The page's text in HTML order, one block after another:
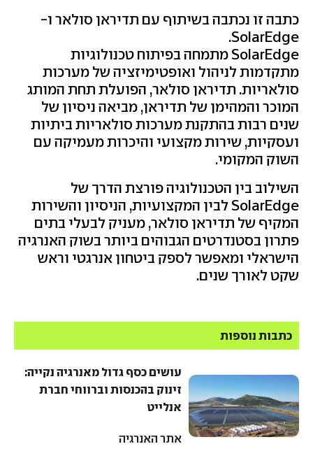
כתבה זו נכתבה בשיתוף עם תדיראן סולאר ו-
SolarEdge.
SolarEdge מתמחה בפיתוח טכנולוגיות
מתקדמות לניהול ואופטימיזציה של מערכות
סולאריות. תדיראן סולאר, הפועלת תחת המותג
המוכר והמהימן של תדיראן, מביאה ניסיון של
שנים רבות בהתקנת מערכות סולאריות ביתיות
ועסקיות, שירות מקצועי והיכרות מעמיקה עם
השוק המקומי.
השילוב בין הטכנולוגיה פורצת הדרך של
SolarEdge לבין המקצועיות, הניסיון והשירות
המקיף של תדיראן סולאר, מעניק לבעלי בתים
פתרון בסטנדרטים הגבוהים ביותר בשוק האנרגיה
הישראלי ומאפשר לספק ביטחון אנרגטי וראש
שקט לאורך שנים.
כתבות נוספות
עושים כסף גדול מאנרגיה נקייה:
זינוק בהכנסות וברווחי חברת
אנלייט
אתר האנרגיה